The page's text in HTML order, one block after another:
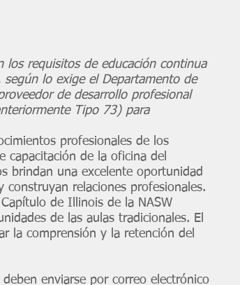
los requisitos de educación continua
según lo exige el Departamento de
de desarrollo profesional
Tipo 73) para
profesionales de los
capacitación de la oficina del
brindan una excelente oportunidad
relaciones profesionales.
de Illinois de la NASW
de las aulas tradicionales. El
la comprensión y la retención del
enviarse por correo electrónico